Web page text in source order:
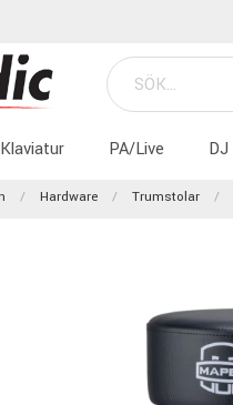
Klaviatur PA/Live DJ
Hardware Trumstolar